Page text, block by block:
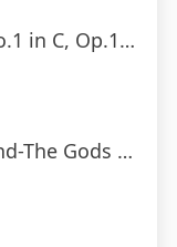
Otto Klemperer(1)
Gods Gifted